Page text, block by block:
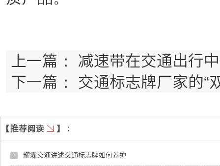
上一篇： 减速带在交通出行
下一篇： 交通标志牌厂家的“
耀霖交通讲述交通标志牌如何养护